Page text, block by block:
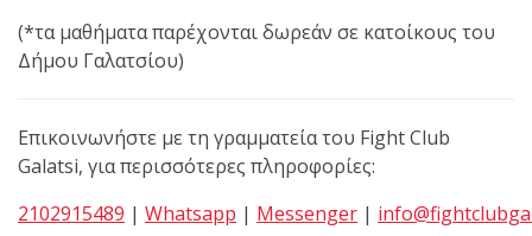
(*τα μαθήματα παρέχονται δωρεάν σε κατοίκους του
Δήμου Γαλατσίου)
Επικοινωνήστε με τη γραμματεία του Fight Club
Galatsi, για περισσότερες πληροφορίες:
2102915489 | Whatsapp | Messenger |